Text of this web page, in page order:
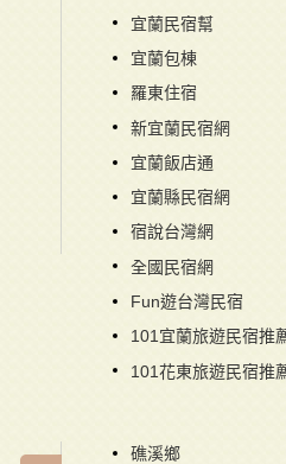
宜蘭民宿幫
宜蘭包棟
羅東住宿
新宜蘭民宿網
宜蘭飯店通
宜蘭縣民宿網
宿說台灣網
全國民宿網
Fun遊台灣民宿
101宜蘭旅遊民宿推
101花東旅遊民宿推
礁溪鄉